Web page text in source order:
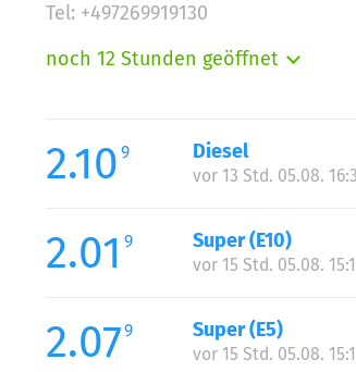
Tel: +497269919130
noch 12 Stunden geöffnet
Mittwoch:
Donnerstag:
Samstag:
Sonntag:
2.10 9 Diesel
vor 13 Std. 05.08.
2.01 9 Super (E10)
vor 15 Std. 05.08.
2.079 Super (E5)
vor 15 Std. 05.08.